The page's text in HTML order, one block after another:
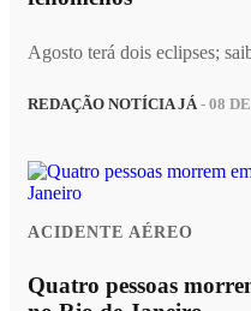
Agosto terá dois eclipses;
REDAÇÃO NOTÍCIA JÁ- 08
ACIDENTE AÉREO
Quatro pessoas